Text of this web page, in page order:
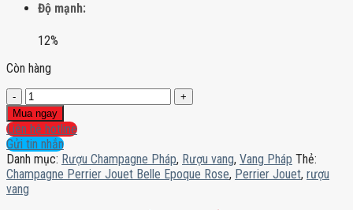
Độ mạnh:
12%
Còn hàng
Champagne
Perrier
Jouet
Belle
Epoque
Rose
số
lượng
Mua ngay
Liên hệ hotline
Gửi tin nhắn
Danh mục: Rượu Champagne Pháp, Rượu vang, Vang Pháp Thẻ:
Champagne Perrier Jouet Belle Epoque Rose, Perrier Jouet, rượu
vang